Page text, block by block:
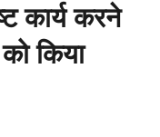
कार्य करने
किया